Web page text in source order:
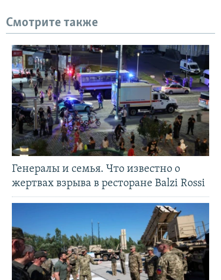
Смотрите также
Генералы и семья. Что известно о
жертвах взрыва в ресторане Balzi Rossi